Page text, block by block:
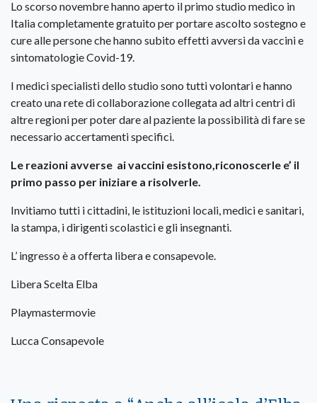
Lo scorso novembre hanno aperto il primo studio medico in
Italia completamente gratuito per portare ascolto sostegno e
cure alle persone che hanno subito effetti avversi da vaccini e
sintomatologie Covid-19.
I medici specialisti dello studio sono tutti volontari e hanno
creato una rete di collaborazione collegata ad altri centri di
altre regioni per poter dare al paziente la possibilità di fare se
necessario accertamenti specifici.
Le reazioni avverse ai vaccini esistono,riconoscerle e’ il
primo passo per iniziare a risolverle.
Invitiamo tutti i cittadini, le istituzioni locali, medici e sanitari,
la stampa, i dirigenti scolastici e gli insegnanti.
L’ ingresso è a offerta libera e consapevole.
Libera Scelta Elba
Playmastermovie
Lucca Consapevole